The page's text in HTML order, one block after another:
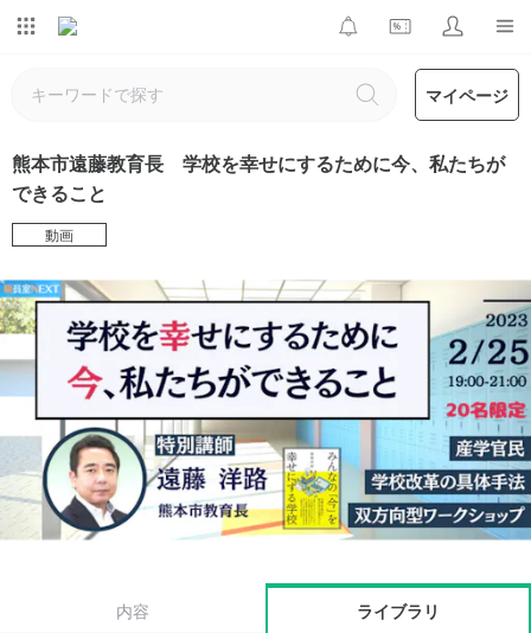
マイページ
熊本市遠藤教育長 学校を幸せにするために今、私たちが
できること
動画
内容 ライブラリ